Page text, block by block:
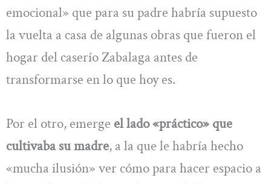
emocional» que para su padre habría supuesto
la vuelta a casa de algunas obras que fueron el
hogar del caserío Zabalaga antes de
transformarse en lo que hoy es.
Por el otro, emerge el lado «práctico» que
cultivaba su madre, a la que le habría hecho
«mucha ilusión» ver cómo para hacer espacio a